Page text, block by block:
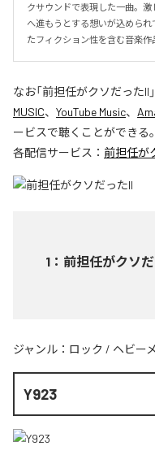
クサウンドで表現した一曲。
へ進もうとする想いが込めら
たフィクション性を含む音楽作
なお「前担任がクソだったII
MUSIC、 YouTube Music、
ービスで聴くことができる。
各配信サービス： 前担任が
1 ： 前担任がクソ
ジャンル： ロック / ヘビー
Y923